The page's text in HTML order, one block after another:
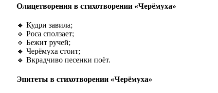
Олицетворения в стихотворении «Черёмуха»
🔹 Кудри завила;
🔹 Роса сползает;
🔹 Бежит ручей;
🔹 Черёмуха стоит;
🔹 Вкрадчиво песенки поёт.
Эпитеты в стихотворении «Черёмуха»